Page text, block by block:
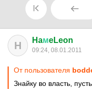
H HaмeLeon
09:24, 08.01.2011
От пользователя
Знайку во власть,